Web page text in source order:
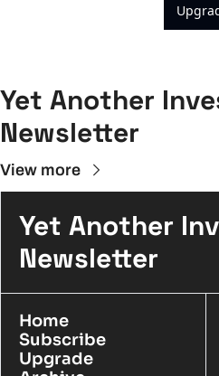
Yet Another
Newsletter
View more
Yet Another
Newsletter
Home
Subscribe
Upgrade